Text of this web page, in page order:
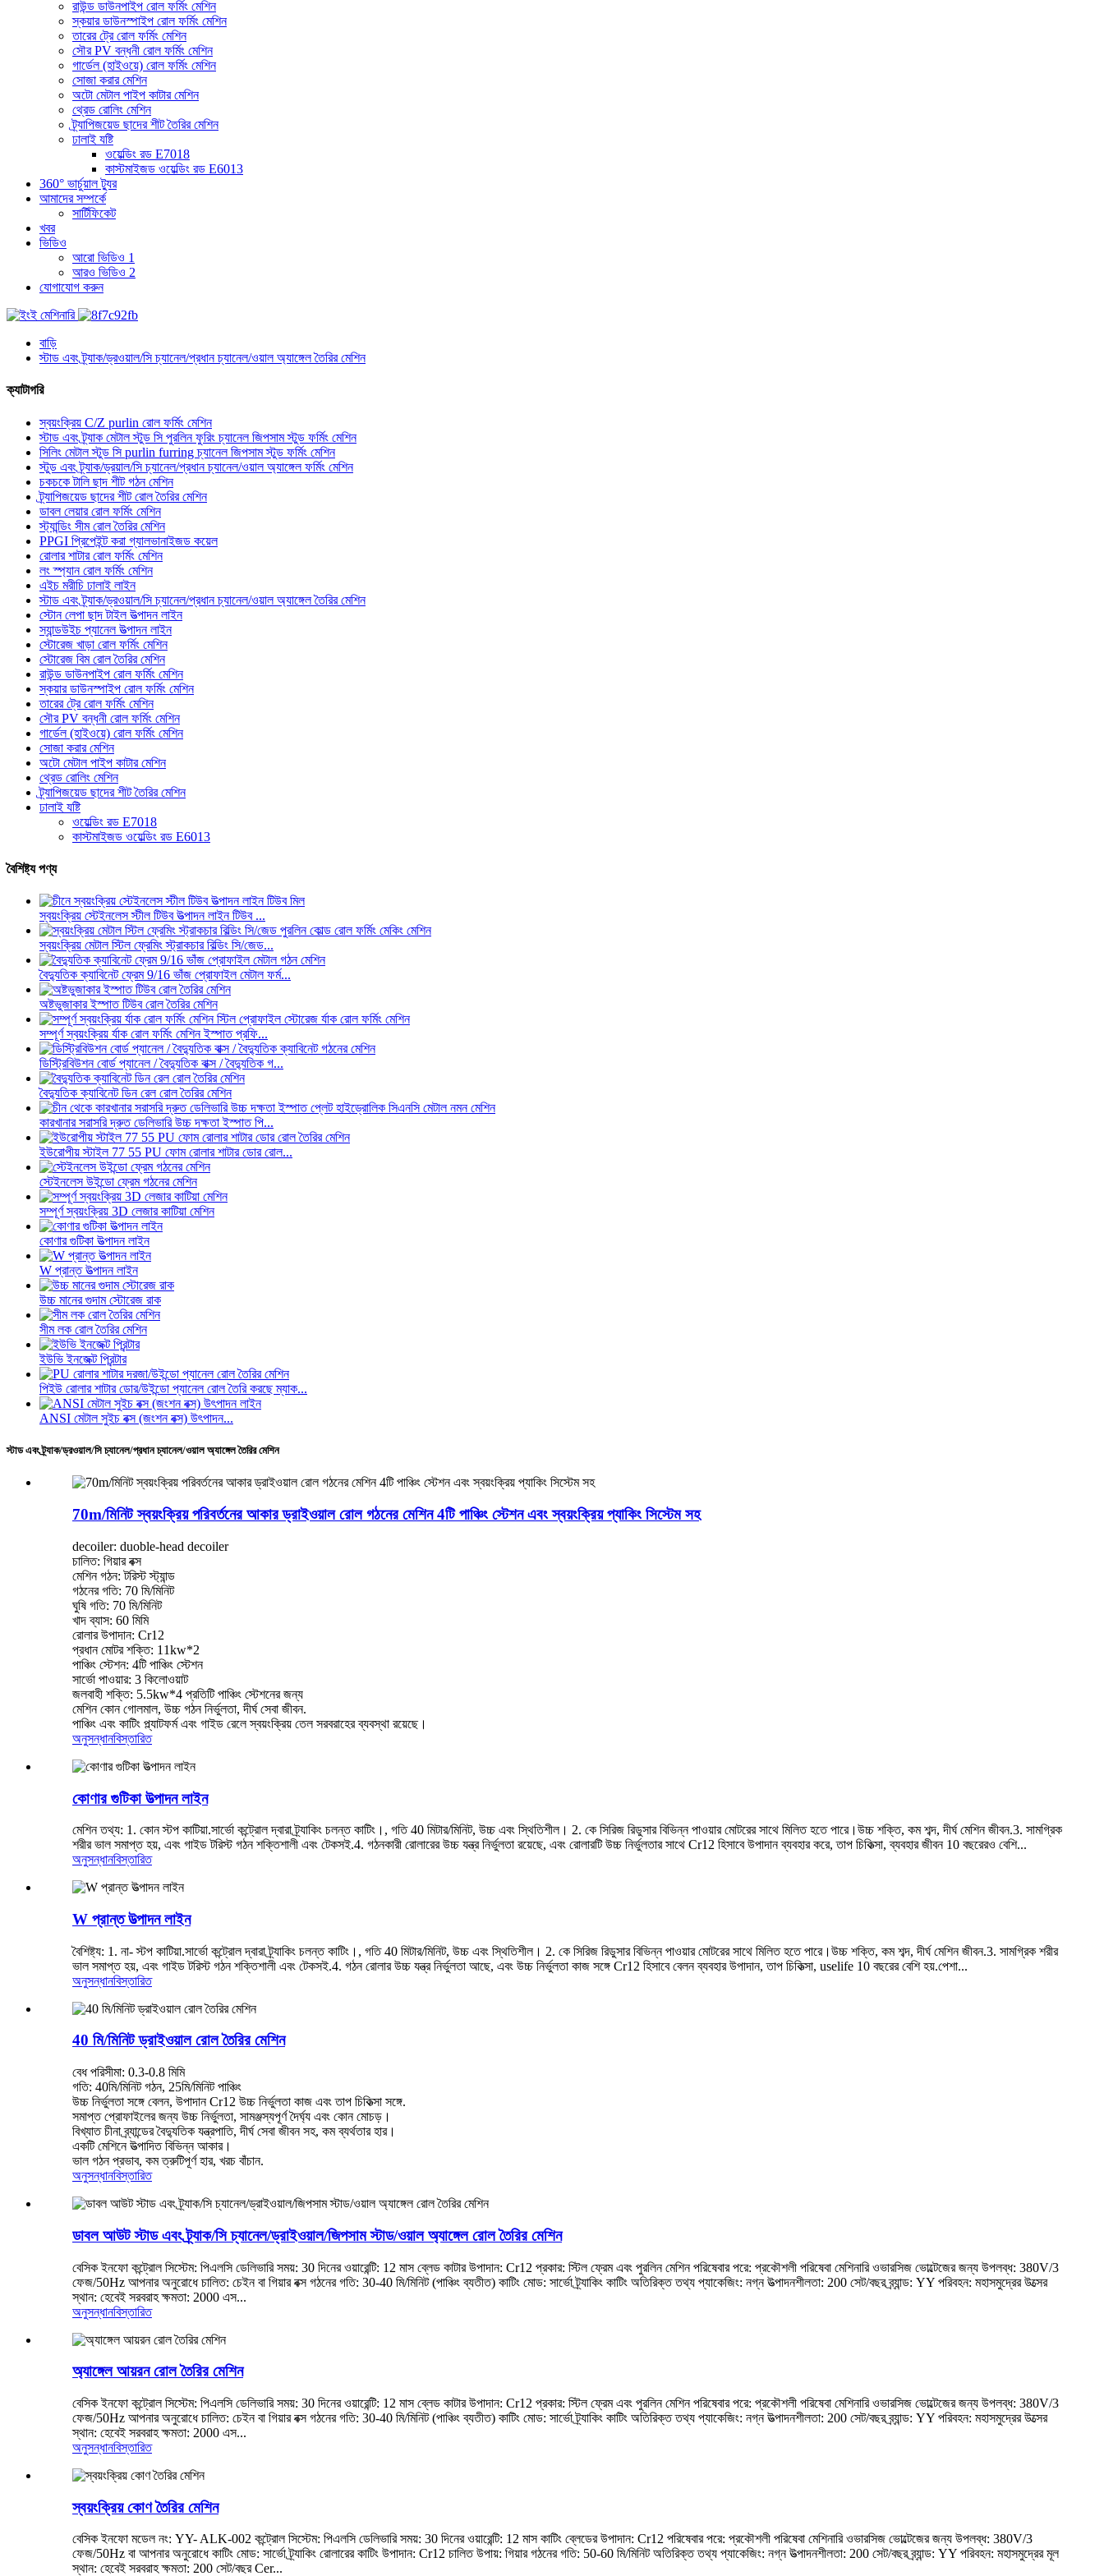
রাউন্ড ডাউনপাইপ রোল ফর্মিং মেশিন
স্কয়ার ডাউনস্পাইপ রোল ফর্মিং মেশিন
তারের ট্রে রোল ফর্মিং মেশিন
সৌর PV বন্ধনী রোল ফর্মিং মেশিন
গার্ডেল (হাইওয়ে) রোল ফর্মিং মেশিন
সোজা করার মেশিন
অটো মেটাল পাইপ কাটার মেশিন
থ্রেড রোলিং মেশিন
ট্র্যাপিজয়েড ছাদের শীট তৈরির মেশিন
ঢালাই যষ্টি
ওয়েল্ডিং রড E7018
কাস্টমাইজড ওয়েল্ডিং রড E6013
360° ভার্চুয়াল ট্যুর
আমাদের সম্পর্কে
সার্টিফিকেট
খবর
ভিডিও
আরো ভিডিও 1
আরও ভিডিও 2
যোগাযোগ করুন
বাড়ি
স্টাড এবং ট্র্যাক/ড্রওয়াল/সি চ্যানেল/প্রধান চ্যানেল/ওয়াল অ্যাঙ্গেল তৈরির মেশিন
ক্যাটাগরি
স্বয়ংক্রিয় C/Z purlin রোল ফর্মিং মেশিন
স্টাড এবং ট্র্যাক মেটাল স্টুড সি পুরলিন ফুরিং চ্যানেল জিপসাম স্টুড ফর্মিং মেশিন
সিলিং মেটাল স্টুড সি purlin furring চ্যানেল জিপসাম স্টুড ফর্মিং মেশিন
স্টুড এবং ট্র্যাক/ড্রয়াল/সি চ্যানেল/প্রধান চ্যানেল/ওয়াল অ্যাঙ্গেল ফর্মিং মেশিন
চকচকে টালি ছাদ শীট গঠন মেশিন
ট্র্যাপিজয়েড ছাদের শীট রোল তৈরির মেশিন
ডাবল লেয়ার রোল ফর্মিং মেশিন
স্ট্যান্ডিং সীম রোল তৈরির মেশিন
PPGI প্রিপেইন্ট করা গ্যালভানাইজড কয়েল
রোলার শাটার রোল ফর্মিং মেশিন
লং স্প্যান রোল ফর্মিং মেশিন
এইচ মরীচি ঢালাই লাইন
স্টাড এবং ট্র্যাক/ড্রওয়াল/সি চ্যানেল/প্রধান চ্যানেল/ওয়াল অ্যাঙ্গেল তৈরির মেশিন
স্টোন লেপা ছাদ টাইল উত্পাদন লাইন
স্যান্ডউইচ প্যানেল উত্পাদন লাইন
স্টোরেজ খাড়া রোল ফর্মিং মেশিন
স্টোরেজ বিম রোল তৈরির মেশিন
রাউন্ড ডাউনপাইপ রোল ফর্মিং মেশিন
স্কয়ার ডাউনস্পাইপ রোল ফর্মিং মেশিন
তারের ট্রে রোল ফর্মিং মেশিন
সৌর PV বন্ধনী রোল ফর্মিং মেশিন
গার্ডেল (হাইওয়ে) রোল ফর্মিং মেশিন
সোজা করার মেশিন
অটো মেটাল পাইপ কাটার মেশিন
থ্রেড রোলিং মেশিন
ট্র্যাপিজয়েড ছাদের শীট তৈরির মেশিন
ঢালাই যষ্টি
ওয়েল্ডিং রড E7018
কাস্টমাইজড ওয়েল্ডিং রড E6013
বৈশিষ্ট্য পণ্য
স্বয়ংক্রিয় স্টেইনলেস স্টীল টিউব উত্পাদন লাইন টিউব ...
স্বয়ংক্রিয় মেটাল স্টিল ফ্রেমিং স্ট্রাকচার বিল্ডিং সি/জেড...
বৈদ্যুতিক ক্যাবিনেট ফ্রেম 9/16 ভাঁজ প্রোফাইল মেটাল ফর্ম...
অষ্টভুজাকার ইস্পাত টিউব রোল তৈরির মেশিন
সম্পূর্ণ স্বয়ংক্রিয় র্যাক রোল ফর্মিং মেশিন ইস্পাত প্রফি...
ডিস্ট্রিবিউশন বোর্ড প্যানেল / বৈদ্যুতিক বাক্স / বৈদ্যুতিক গ...
বৈদ্যুতিক ক্যাবিনেট ডিন রেল রোল তৈরির মেশিন
কারখানার সরাসরি দ্রুত ডেলিভারি উচ্চ দক্ষতা ইস্পাত পি...
ইউরোপীয় স্টাইল 77 55 PU ফোম রোলার শাটার ডোর রোল...
স্টেইনলেস উইন্ডো ফ্রেম গঠনের মেশিন
সম্পূর্ণ স্বয়ংক্রিয় 3D লেজার কাটিয়া মেশিন
কোণার গুটিকা উত্পাদন লাইন
W প্রান্ত উত্পাদন লাইন
উচ্চ মানের গুদাম স্টোরেজ রাক
সীম লক রোল তৈরির মেশিন
ইউভি ইনজেক্ট প্রিন্টার
পিইউ রোলার শাটার ডোর/উইন্ডো প্যানেল রোল তৈরি করছে ম্যাক...
ANSI মেটাল সুইচ বক্স (জংশন বক্স) উৎপাদন...
স্টাড এবং ট্র্যাক/ড্রওয়াল/সি চ্যানেল/প্রধান চ্যানেল/ওয়াল অ্যাঙ্গেল তৈরির মেশিন
70m/মিনিট স্বয়ংক্রিয় পরিবর্তনের আকার ড্রাইওয়াল রোল গঠনের মেশিন 4টি পাঞ্চিং স্টেশন এবং স্বয়ংক্রিয় প্যাকিং সিস্টেম সহ
decoiler: duoble-head decoiler
চালিত: গিয়ার বক্স
মেশিন গঠন: টরিস্ট স্ট্যান্ড
গঠনের গতি: 70 মি/মিনিট
ঘুষি গতি: 70 মি/মিনিট
খাদ ব্যাস: 60 মিমি
রোলার উপাদান: Cr12
প্রধান মোটর শক্তি: 11kw*2
পাঞ্চিং স্টেশন: 4টি পাঞ্চিং স্টেশন
সার্ভো পাওয়ার: 3 কিলোওয়াট
জলবাহী শক্তি: 5.5kw*4 প্রতিটি পাঞ্চিং স্টেশনের জন্য
মেশিন কোন গোলমাল, উচ্চ গঠন নির্ভুলতা, দীর্ঘ সেবা জীবন.
পাঞ্চিং এবং কাটিং প্ল্যাটফর্ম এবং গাইড রেলে স্বয়ংক্রিয় তেল সরবরাহের ব্যবস্থা রয়েছে।
অনুসন্ধানবিস্তারিত
কোণার গুটিকা উত্পাদন লাইন
মেশিন তথ্য: 1. কোন স্টপ কাটিয়া.সার্ভো কন্ট্রোল দ্বারা ট্র্যাকিং চলন্ত কাটিং।, গতি 40 মিটার/মিনিট, উচ্চ এবং স্থিতিশীল। 2. কে সিরিজ রিডুসার বিভিন্ন পাওয়ার মোটরের সাথে মিলিত হতে পারে।উচ্চ শক্তি, কম শব্দ, দীর্ঘ মেশিন জীবন.3. সামগ্রিক
শরীর ভাল সমাপ্ত হয়, এবং গাইড টরিস্ট গঠন শক্তিশালী এবং টেকসই.4. গঠনকারী রোলারের উচ্চ যন্ত্র নির্ভুলতা রয়েছে, এবং রোলারটি উচ্চ নির্ভুলতার সাথে Cr12 হিসাবে উপাদান ব্যবহার করে, তাপ চিকিত্সা, ব্যবহার জীবন 10 বছরেরও বেশি...
অনুসন্ধানবিস্তারিত
W প্রান্ত উত্পাদন লাইন
বৈশিষ্ট্য: 1. না- স্টপ কাটিয়া.সার্ভো কন্ট্রোল দ্বারা ট্র্যাকিং চলন্ত কাটিং।, গতি 40 মিটার/মিনিট, উচ্চ এবং স্থিতিশীল। 2. কে সিরিজ রিডুসার বিভিন্ন পাওয়ার মোটরের সাথে মিলিত হতে পারে।উচ্চ শক্তি, কম শব্দ, দীর্ঘ মেশিন জীবন.3. সামগ্রিক শরীর
ভাল সমাপ্ত হয়, এবং গাইড টরিস্ট গঠন শক্তিশালী এবং টেকসই.4. গঠন রোলার উচ্চ যন্ত্র নির্ভুলতা আছে, এবং উচ্চ নির্ভুলতা কাজ সঙ্গে Cr12 হিসাবে বেলন ব্যবহার উপাদান, তাপ চিকিত্সা, uselife 10 বছরের বেশি হয়.পেশা...
অনুসন্ধানবিস্তারিত
40 মি/মিনিট ড্রাইওয়াল রোল তৈরির মেশিন
বেধ পরিসীমা: 0.3-0.8 মিমি
গতি: 40মি/মিনিট গঠন, 25মি/মিনিট পাঞ্চিং
উচ্চ নির্ভুলতা সঙ্গে বেলন, উপাদান Cr12 উচ্চ নির্ভুলতা কাজ এবং তাপ চিকিত্সা সঙ্গে.
সমাপ্ত প্রোফাইলের জন্য উচ্চ নির্ভুলতা, সামঞ্জস্যপূর্ণ দৈর্ঘ্য এবং কোন মোচড়।
বিখ্যাত চীনা ব্র্যান্ডের বৈদ্যুতিক যন্ত্রপাতি, দীর্ঘ সেবা জীবন সহ, কম ব্যর্থতার হার।
একটি মেশিনে উত্পাদিত বিভিন্ন আকার।
ভাল গঠন প্রভাব, কম ত্রুটিপূর্ণ হার, খরচ বাঁচান.
অনুসন্ধানবিস্তারিত
ডাবল আউট স্টাড এবং ট্র্যাক/সি চ্যানেল/ড্রাইওয়াল/জিপসাম স্টাড/ওয়াল অ্যাঙ্গেল রোল তৈরির মেশিন
বেসিক ইনফো কন্ট্রোল সিস্টেম: পিএলসি ডেলিভারি সময়: 30 দিনের ওয়ারেন্টি: 12 মাস ব্লেড কাটার উপাদান: Cr12 প্রকার: স্টিল ফ্রেম এবং পুরলিন মেশিন পরিষেবার পরে: প্রকৌশলী পরিষেবা মেশিনারি ওভারসিজ ভোল্টেজের জন্য উপলব্ধ: 380V/3
ফেজ/50Hz আপনার অনুরোধে চালিত: চেইন বা গিয়ার বক্স গঠনের গতি: 30-40 মি/মিনিট (পাঞ্চিং ব্যতীত) কাটিং মোড: সার্ভো ট্র্যাকিং কাটিং অতিরিক্ত তথ্য প্যাকেজিং: নগ্ন উত্পাদনশীলতা: 200 সেট/বছর ব্র্যান্ড: YY পরিবহন: মহাসমুদ্রের উত্সের
স্থান: হেবেই সরবরাহ ক্ষমতা: 2000 এস...
অনুসন্ধানবিস্তারিত
অ্যাঙ্গেল আয়রন রোল তৈরির মেশিন
বেসিক ইনফো কন্ট্রোল সিস্টেম: পিএলসি ডেলিভারি সময়: 30 দিনের ওয়ারেন্টি: 12 মাস ব্লেড কাটার উপাদান: Cr12 প্রকার: স্টিল ফ্রেম এবং পুরলিন মেশিন পরিষেবার পরে: প্রকৌশলী পরিষেবা মেশিনারি ওভারসিজ ভোল্টেজের জন্য উপলব্ধ: 380V/3
ফেজ/50Hz আপনার অনুরোধে চালিত: চেইন বা গিয়ার বক্স গঠনের গতি: 30-40 মি/মিনিট (পাঞ্চিং ব্যতীত) কাটিং মোড: সার্ভো ট্র্যাকিং কাটিং অতিরিক্ত তথ্য প্যাকেজিং: নগ্ন উত্পাদনশীলতা: 200 সেট/বছর ব্র্যান্ড: YY পরিবহন: মহাসমুদ্রের উত্সের
স্থান: হেবেই সরবরাহ ক্ষমতা: 2000 এস...
অনুসন্ধানবিস্তারিত
স্বয়ংক্রিয় কোণ তৈরির মেশিন
বেসিক ইনফো মডেল নং: YY- ALK-002 কন্ট্রোল সিস্টেম: পিএলসি ডেলিভারি সময়: 30 দিনের ওয়ারেন্টি: 12 মাস কাটিং ব্লেডের উপাদান: Cr12 পরিষেবার পরে: প্রকৌশলী পরিষেবা মেশিনারি ওভারসিজ ভোল্টেজের জন্য উপলব্ধ: 380V/3
ফেজ/50Hz বা আপনার অনুরোধে কাটিং মোড: সার্ভো ট্র্যাকিং রোলারের কাটিং উপাদান: Cr12 চালিত উপায়: গিয়ার গঠনের গতি: 50-60 মি/মিনিট অতিরিক্ত তথ্য প্যাকেজিং: নগ্ন উত্পাদনশীলতা: 200 সেট/বছর ব্র্যান্ড: YY পরিবহন: মহাসমুদ্রের মূল
স্থান: হেবেই সরবরাহ ক্ষমতা: 200 সেট/বছর Cer...